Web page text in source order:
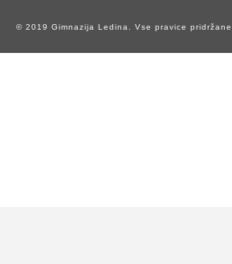
© 2019 Gimnazija Ledina. Vse pravice pridržane.